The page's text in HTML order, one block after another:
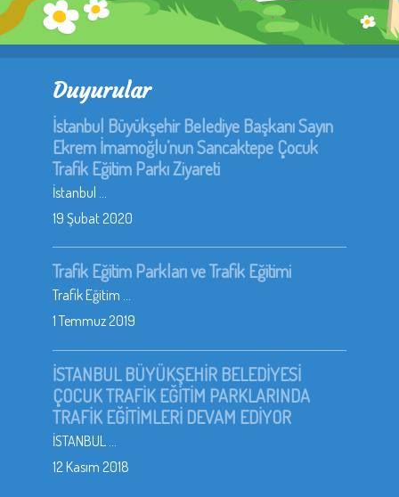
Duyurular
İstanbul Büyükşehir Belediye Başkanı Sayın
Ekrem İmamoğlu’nun Sancaktepe Çocuk
Trafik Eğitim Parkı Ziyareti
İstanbul ...
19 Şubat 2020
Trafik Eğitim Parkları ve Trafik Eğitimi
Trafik Eğitim ...
1 Temmuz 2019
İSTANBUL BÜYÜKŞEHİR BELEDİYESİ
ÇOCUK TRAFİK EĞİTİM PARKLARINDA
TRAFİK EĞİTİMLERİ DEVAM EDİYOR
İSTANBUL ...
12 Kasım 2018